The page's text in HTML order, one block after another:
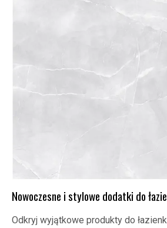
Nowoczesne i stylowe dodatki do
Odkryj wyjątkowe produkty do